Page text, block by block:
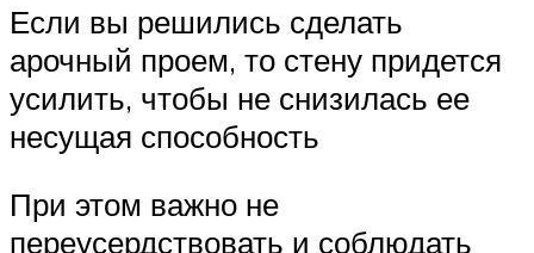
Если вы решились сделать
арочный проем, то стену придется
усилить, чтобы не снизилась ее
несущая способность
При этом важно не
переусердствовать и соблюдать